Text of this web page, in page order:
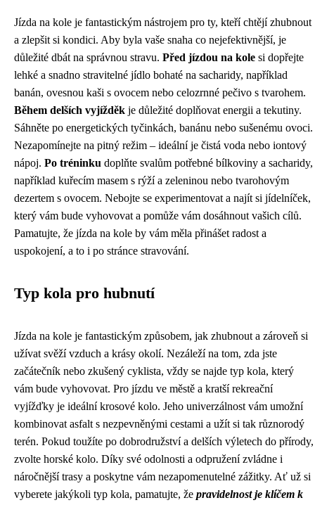
Jízda na kole je fantastickým nástrojem pro ty, kteří chtějí zhubnout
a zlepšit si kondici. Aby byla vaše snaha co nejefektivnější, je
důležité dbát na správnou stravu. Před jízdou na kole si dopřejte
lehké a snadno stravitelné jídlo bohaté na sacharidy, například
banán, ovesnou kaši s ovocem nebo celozrnné pečivo s tvarohem.
Během delších vyjížděk je důležité doplňovat energii a tekutiny.
Sáhněte po energetických tyčinkách, banánu nebo sušenému ovoci.
Nezapomínejte na pitný režim – ideální je čistá voda nebo iontový
nápoj. Po tréninku doplňte svalům potřebné bílkoviny a sacharidy,
například kuřecím masem s rýží a zeleninou nebo tvarohovým
dezertem s ovocem. Nebojte se experimentovat a najít si jídelníček,
který vám bude vyhovovat a pomůže vám dosáhnout vašich cílů.
Pamatujte, že jízda na kole by vám měla přinášet radost a
uspokojení, a to i po stránce stravování.
Typ kola pro hubnutí
Jízda na kole je fantastickým způsobem, jak zhubnout a zároveň si
užívat svěží vzduch a krásy okolí. Nezáleží na tom, zda jste
začátečník nebo zkušený cyklista, vždy se najde typ kola, který
vám bude vyhovovat. Pro jízdu ve městě a kratší rekreační
vyjížďky je ideální krosové kolo. Jeho univerzálnost vám umožní
kombinovat asfalt s nezpevněnými cestami a užít si tak různorodý
terén. Pokud toužíte po dobrodružství a delších výletech do přírody,
zvolte horské kolo. Díky své odolnosti a odpružení zvládne i
náročnější trasy a poskytne vám nezapomenutelné zážitky. Ať už si
vyberete jakýkoli typ kola, pamatujte, že pravidelnost je klíčem k